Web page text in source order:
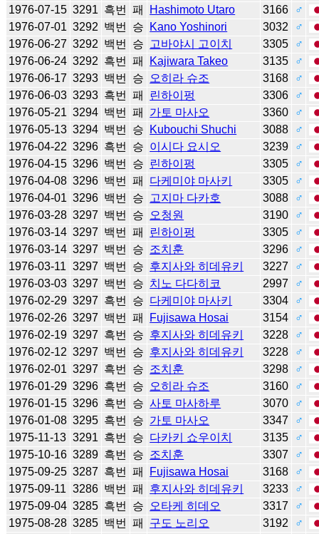
1976-07-15 3291 흑번 패 Hashimoto Utaro 3166
♂
1976-07-01 3292 백번 승 Kano Yoshinori 3032
♂
1976-06-27 3292 백번 승 고바야시 고이치 3305
♂
1976-06-24 3292 흑번 패 Kajiwara Takeo 3135
♂
1976-06-17 3293 백번 승 오히라 슈조 3168
♂
1976-06-03 3293 흑번 패 린하이펑 3306
♂
1976-05-21 3294 백번 패 가토 마사오 3360
♂
1976-05-13 3294 백번 승 Kubouchi Shuchi 3088
♂
1976-04-22 3296 흑번 승 이시다 요시오 3239
♂
1976-04-15 3296 백번 승 린하이펑 3305
♂
1976-04-08 3296 백번 패 다케미야 마사키 3305
♂
1976-04-01 3296 백번 승 고지마 다카호 3088
♂
1976-03-28 3297 백번 승 오청원 3190
♂
1976-03-14 3297 백번 패 린하이펑 3305
♂
1976-03-14 3297 백번 승 조치훈 3296
♂
1976-03-11 3297 백번 승 후지사와 히데유키 3227
♂
1976-03-03 3297 백번 승 치노 다다히코 2997
♂
1976-02-29 3297 흑번 승 다케미야 마사키 3304
♂
1976-02-26 3297 백번 패 Fujisawa Hosai 3154
♂
1976-02-19 3297 흑번 승 후지사와 히데유키 3228
♂
1976-02-12 3297 백번 승 후지사와 히데유키 3228
♂
1976-02-01 3297 흑번 승 조치훈 3298
♂
1976-01-29 3296 흑번 승 오히라 슈조 3160
♂
1976-01-15 3296 흑번 승 사토 마사하루 3070
♂
1976-01-08 3295 흑번 승 가토 마사오 3347
♂
1975-11-13 3291 흑번 승 다카키 쇼우이치 3135
♂
1975-10-16 3289 흑번 승 조치훈 3307
♂
1975-09-25 3287 흑번 패 Fujisawa Hosai 3168
♂
1975-09-11 3286 백번 패 후지사와 히데유키 3233
♂
1975-09-04 3285 흑번 승 오타케 히데오 3317
♂
1975-08-28 3285 백번 패 구도 노리오 3192
♂